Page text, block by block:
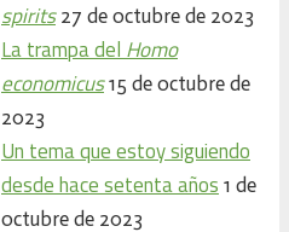
spirits 27 de octubre de 2023
La trampa del Homo
economicus 15 de octubre de
2023
Un tema que estoy siguiendo
desde hace setenta años 1 de
octubre de 2023